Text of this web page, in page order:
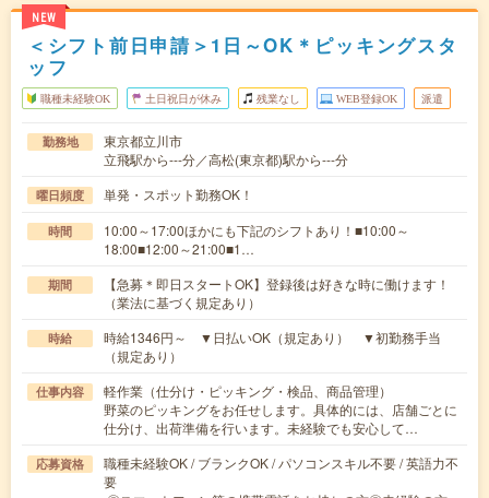
NEW
＜シフト前日申請＞1日～OK＊ピッキングスタ
ッフ
職種未経験OK 土日祝日が休み 残業なし WEB登録OK 派遣
勤務地
東京都立川市
立飛駅から---分／高松(東京都)駅から---分
曜日頻度 単発・スポット勤務OK！
時間
10:00～17:00ほかにも下記のシフトあり！■10:00～
18:00■12:00～21:00■1…
期間
【急募＊即日スタートOK】登録後は好きな時に働けます！
（業法に基づく規定あり）
時給
時給1346円～ ▼日払いOK（規定あり） ▼初勤務手当
（規定あり）
仕事内容
軽作業（仕分け・ピッキング・検品、商品管理）
野菜のピッキングをお任せします。具体的には、店舗ごとに
仕分け、出荷準備を行います。未経験でも安心して…
応募資格
職種未経験OK / ブランクOK / パソコンスキル不要 / 英語力不
要